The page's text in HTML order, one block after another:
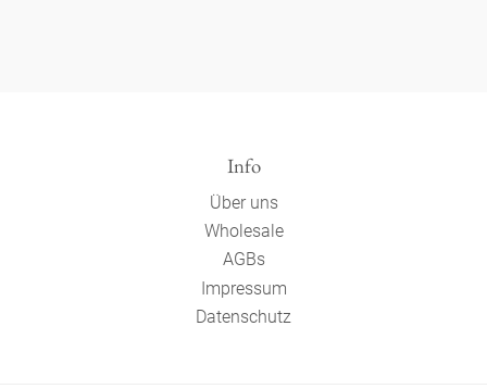
Info
Über uns
Wholesale
AGBs
Impressum
Datenschutz